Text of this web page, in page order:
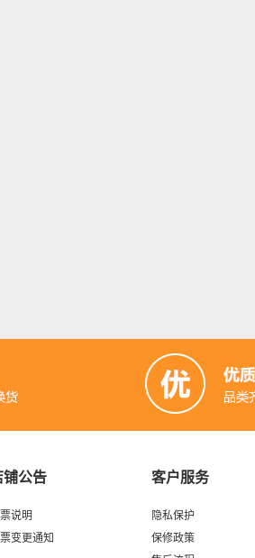
铺公告
说明
变更通知
客户服务
隐私保护
保修政策